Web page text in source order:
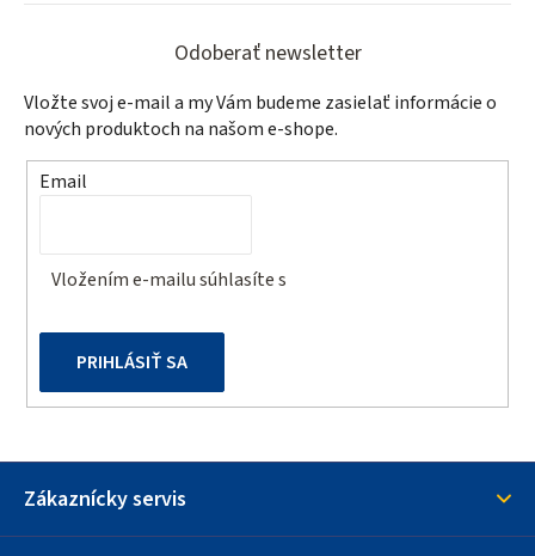
Odoberať newsletter
Vložte svoj e-mail a my Vám budeme zasielať informácie o
nových produktoch na našom e-shope.
Email
Vložením e-mailu súhlasíte s
PRIHLÁSIŤ SA
Zákaznícky servis